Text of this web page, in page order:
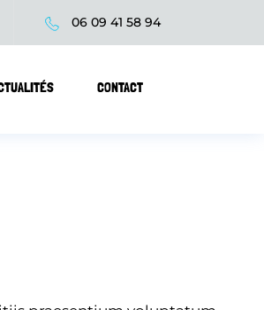
06 09 41 58 94
CONTACT